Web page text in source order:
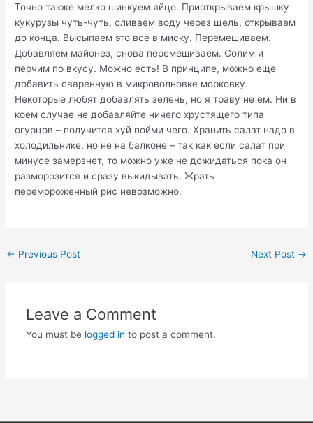
Точно также мелко шинкуем яйцо. Приоткрываем крышку
кукурузы чуть-чуть, сливаем воду через щель, открываем
до конца. Высыпаем это все в миску. Перемешиваем.
Добавляем майонез, снова перемешиваем. Солим и
перчим по вкусу. Можно есть! В принципе, можно еще
добавить сваренную в микроволновке морковку.
Некоторые любят добавлять зелень, но я траву не ем. Ни в
коем случае не добавляйте ничего хрустящего типа
огурцов – получится хуй пойми чего. Хранить салат надо в
холодильнике, но не на балконе – так как если салат при
минусе замерзнет, то можно уже не дожидаться пока он
разморозится и сразу выкидывать. Жрать
перемороженный рис невозможно.
Post
← Previous Post Next Post →
Leave a Comment
You must be logged in to post a comment.